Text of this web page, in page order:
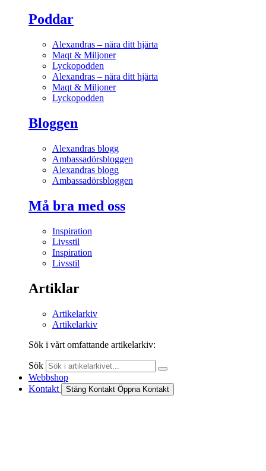
Poddar
Alexandras – nära ditt hjärta
Maqt & Miljoner
Lyckopodden
Alexandras – nära ditt hjärta
Maqt & Miljoner
Lyckopodden
Bloggen
Alexandras blogg
Ambassadörsbloggen
Alexandras blogg
Ambassadörsbloggen
Må bra med oss
Inspiration
Livsstil
Inspiration
Livsstil
Artiklar
Artikelarkiv
Artikelarkiv
Sök i vårt omfattande artikelarkiv:
Sök
Webbshop
Kontakt
Stäng Kontakt Öppna Kontakt